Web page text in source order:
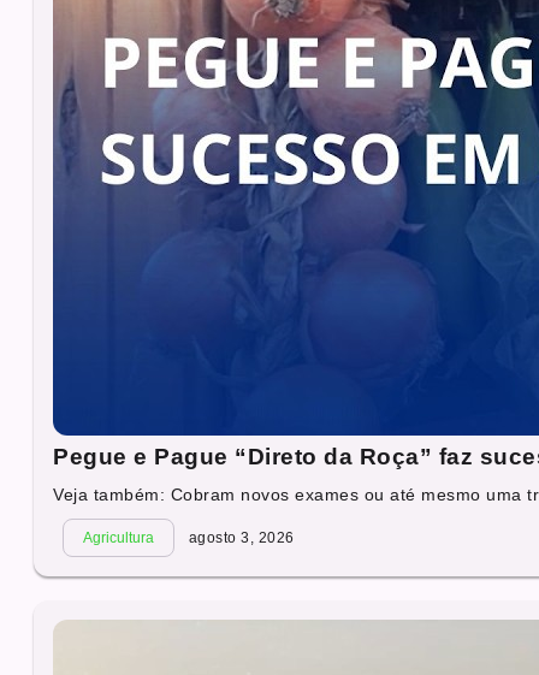
Pegue e Pague “Direto da Roça” faz
Veja também: Cobram novos exames ou até mesmo uma
Agricultura agosto 3, 2026